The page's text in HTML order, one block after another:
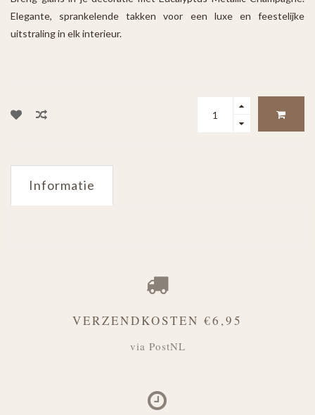
Elegante, sprankelende takken voor een luxe en feestelijke
uitstraling in elk interieur.
Informatie
VERZENDKOSTEN €6,95
via PostNL